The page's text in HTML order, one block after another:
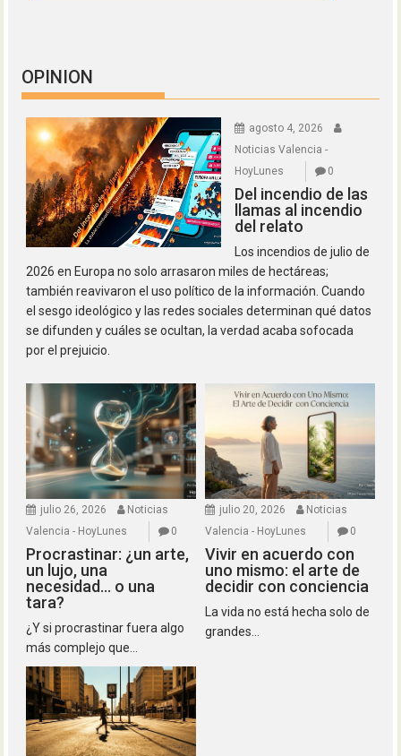
OPINION
agosto 4, 2026
Noticias Valencia -
HoyLunes
0
Del incendio de las
llamas al incendio
del relato
Los incendios de julio de
2026 en Europa no solo arrasaron miles de hectáreas;
también reavivaron el uso político de la información. Cuando
el sesgo ideológico y las redes sociales determinan qué datos
se difunden y cuáles se ocultan, la verdad acaba sofocada
por el prejuicio.
julio 26, 2026
Noticias
Valencia - HoyLunes
0
Procrastinar: ¿un arte,
un lujo, una
necesidad… o una
tara?
¿Y si procrastinar fuera algo
más complejo que...
julio 20, 2026
Noticias
Valencia - HoyLunes
0
Vivir en acuerdo con
uno mismo: el arte de
decidir con conciencia
La vida no está hecha solo de
grandes...